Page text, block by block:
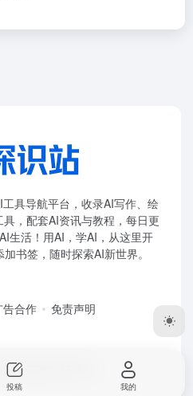
具导航平台，收录AI写作、绘
，配套AI资讯与教程，每日更
生活！用AI，学AI，从这里开
书签，随时探索AI新世界。
告合作 免责声明
ICP备2026009722号-1
投稿 我的